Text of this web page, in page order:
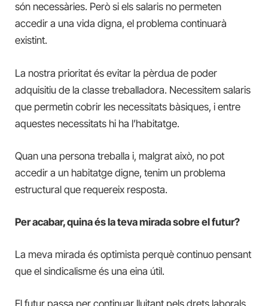
són necessàries. Però si els salaris no permeten
accedir a una vida digna, el problema continuarà
existint.
La nostra prioritat és evitar la pèrdua de poder
adquisitiu de la classe treballadora. Necessitem salaris
que permetin cobrir les necessitats bàsiques, i entre
aquestes necessitats hi ha l’habitatge.
Quan una persona treballa i, malgrat això, no pot
accedir a un habitatge digne, tenim un problema
estructural que requereix resposta.
Per acabar, quina és la teva mirada sobre el futur?
La meva mirada és optimista perquè continuo pensant
que el sindicalisme és una eina útil.